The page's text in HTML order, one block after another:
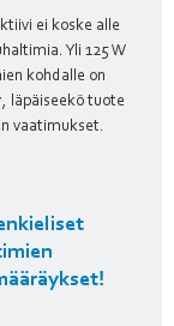
ei koske alle
Yli 125 W
kohdalle on
läpäiseekö tuote
vaatimukset.